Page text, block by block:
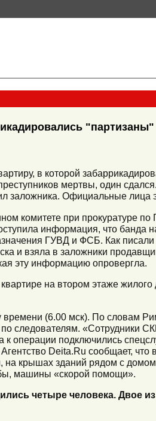
"партизаны"
в которой
мертвы, один
заложника. Официальные лица
комитете при прокуратуре
информация, что банда
ГУВД и ФСБ. Как
и взяла в заложники
эту информацию опровергла.
на втором этаже
(6.00 мск). По словам
по следователям. «Сотрудники
к операции подключились
Deita.Ru сообщает,
на крышах зданий рядом с
машины «скорой помощи».
четыре человека. Двое